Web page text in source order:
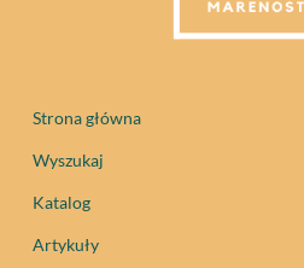
Strona główna
Wyszukaj
Katalog
Artykuły